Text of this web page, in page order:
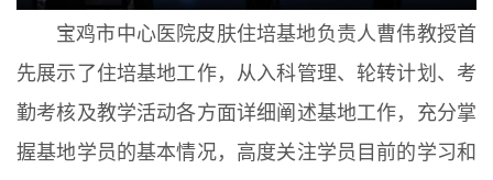
宝鸡市中心医院皮肤住培基地负责人曹伟教授首
先展示了住培基地工作，从入科管理、轮转计划、考
勤考核及教学活动各方面详细阐述基地工作，充分掌
握基地学员的基本情况，高度关注学员目前的学习和